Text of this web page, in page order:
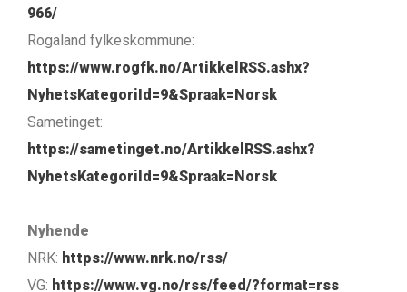
966/
Rogaland fylkeskommune:
https://www.rogfk.no/ArtikkelRSS.ashx?
NyhetsKategoriId=9&Spraak=Norsk
Sametinget:
https://sametinget.no/ArtikkelRSS.ashx?
NyhetsKategoriId=9&Spraak=Norsk
Nyhende
NRK: https://www.nrk.no/rss/
VG: https://www.vg.no/rss/feed/?format=rss